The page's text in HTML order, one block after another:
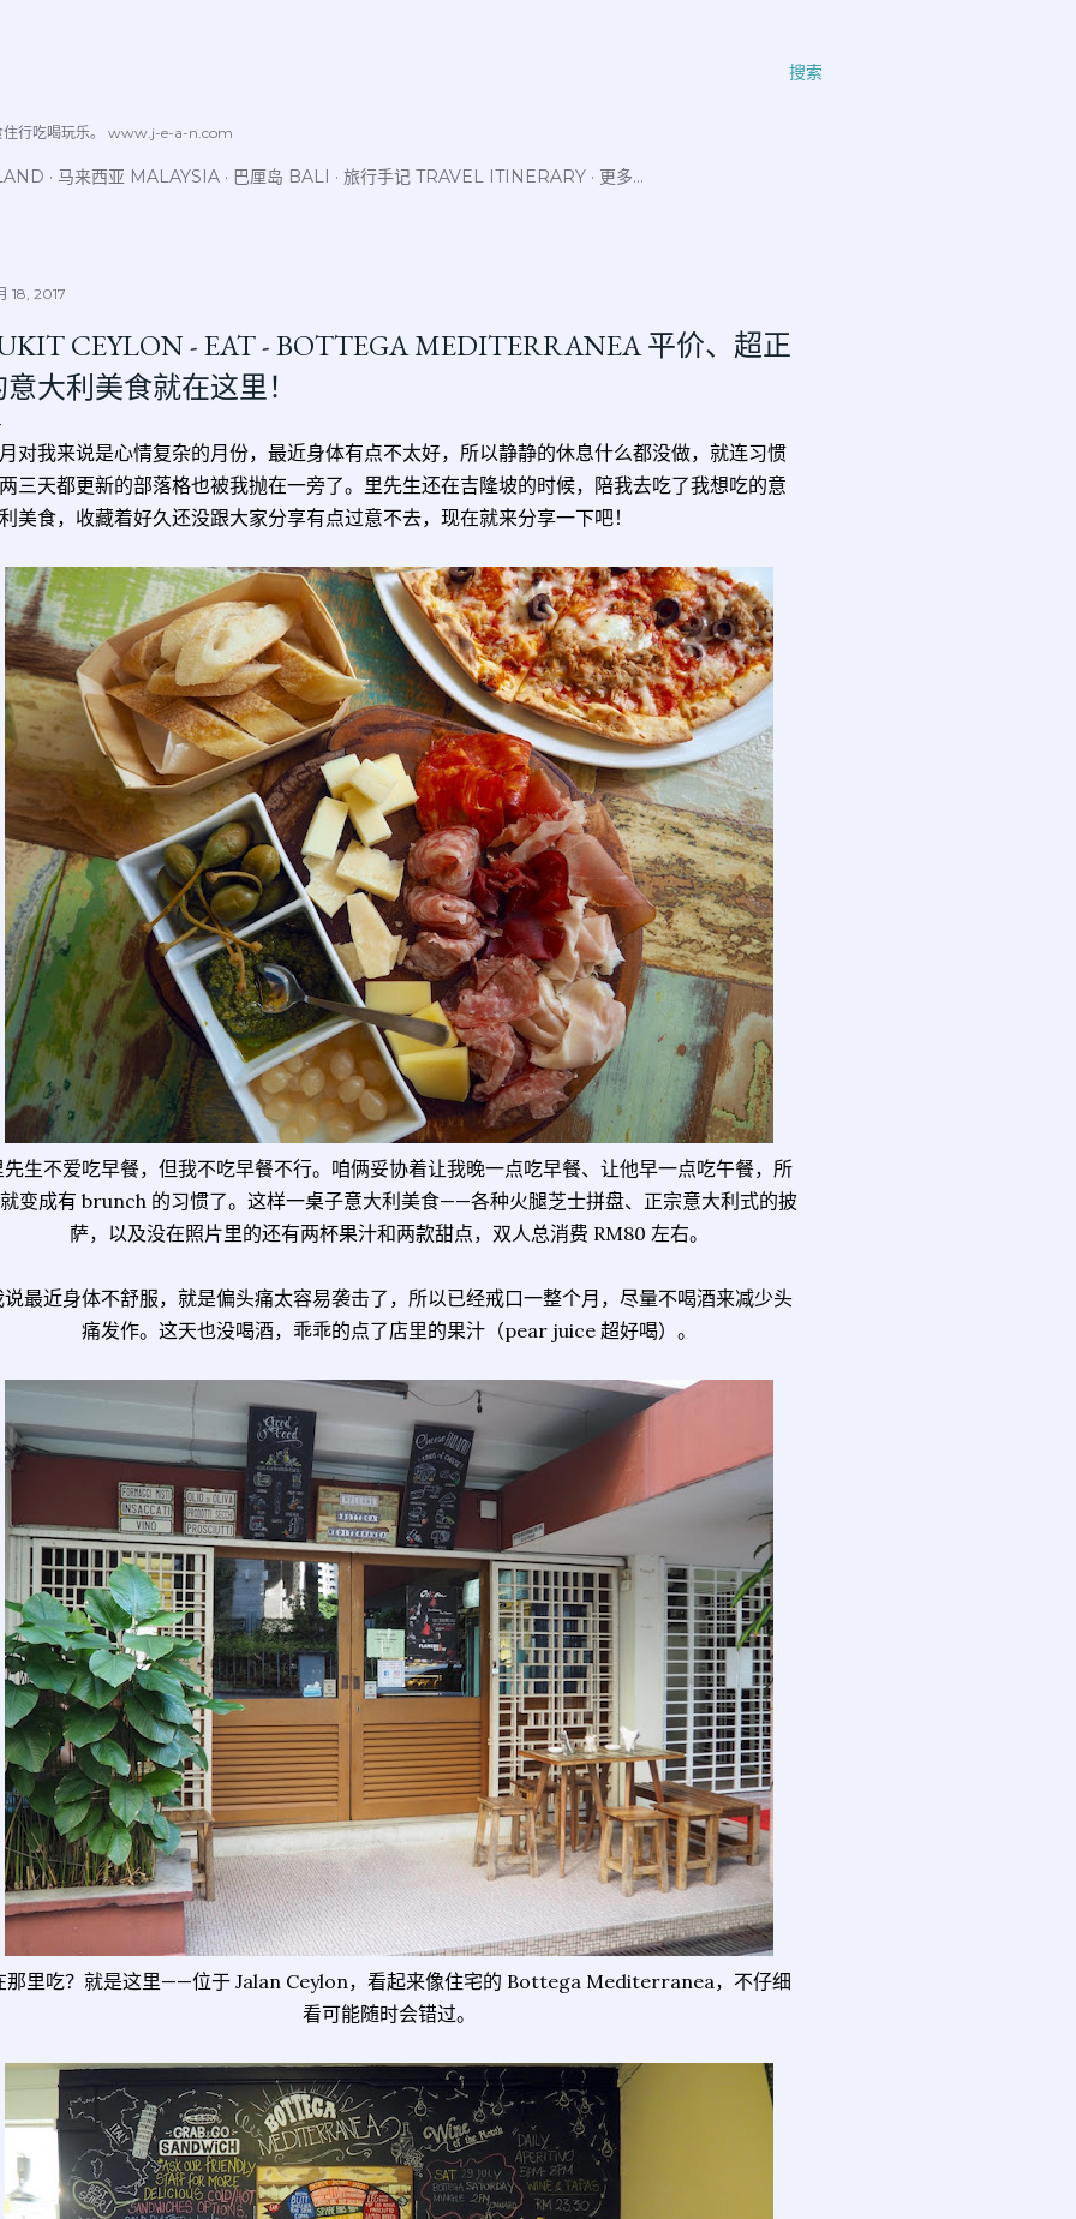
搜索
住行吃喝玩乐。 www.j-e-a-n.com
马来西亚 MALAYSIA 巴厘岛 BALI 旅行手记 TRAVEL ITINERARY 更多…
18, 2017
CEYLON - EAT - BOTTEGA MEDITERRANEA 平价、超正
大利美食就在这里！
对我来说是心情复杂的月份，最近身体有点不太好，所以静静的休息什么都没做，就连习惯
三天都更新的部落格也被我抛在一旁了。里先生还在吉隆坡的时候，陪我去吃了我想吃的意
美食，收藏着好久还没跟大家分享有点过意不去，现在就来分享一下吧！
先生不爱吃早餐，但我不吃早餐不行。咱俩妥协着让我晚一点吃早餐、让他早一点吃午餐，所
变成有 brunch 的习惯了。这样一桌子意大利美食——各种火腿芝士拼盘、正宗意大利式的披
萨，以及没在照片里的还有两杯果汁和两款甜点，双人总消费 RM80 左右。
说最近身体不舒服，就是偏头痛太容易袭击了，所以已经戒口一整个月，尽量不喝酒来减少头
痛发作。这天也没喝酒，乖乖的点了店里的果汁（pear juice 超好喝）。
那里吃？就是这里——位于 Jalan Ceylon，看起来像住宅的 Bottega Mediterranea，不仔细
看可能随时会错过。